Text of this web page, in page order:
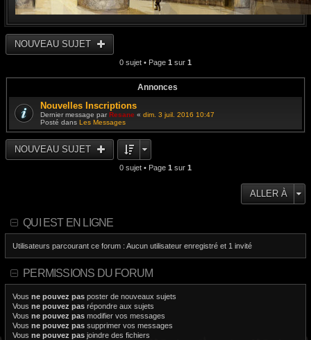
NOUVEAU SUJET
0 sujet • Page 1 sur 1
Annonces
Nouvelles Inscriptions
Dernier message parResane « dim. 3 juil. 2016 10:47
Posté dans Les Messages
NOUVEAU SUJET
0 sujet • Page 1 sur 1
ALLER À
QUI EST EN LIGNE
Utilisateurs parcourant ce forum : Aucun utilisateur enregistré et 1 invité
PERMISSIONS DU FORUM
Vous ne pouvez pas poster de nouveaux sujets
Vous ne pouvez pas répondre aux sujets
Vous ne pouvez pas modifier vos messages
Vous ne pouvez pas supprimer vos messages
Vous ne pouvez pas joindre des fichiers